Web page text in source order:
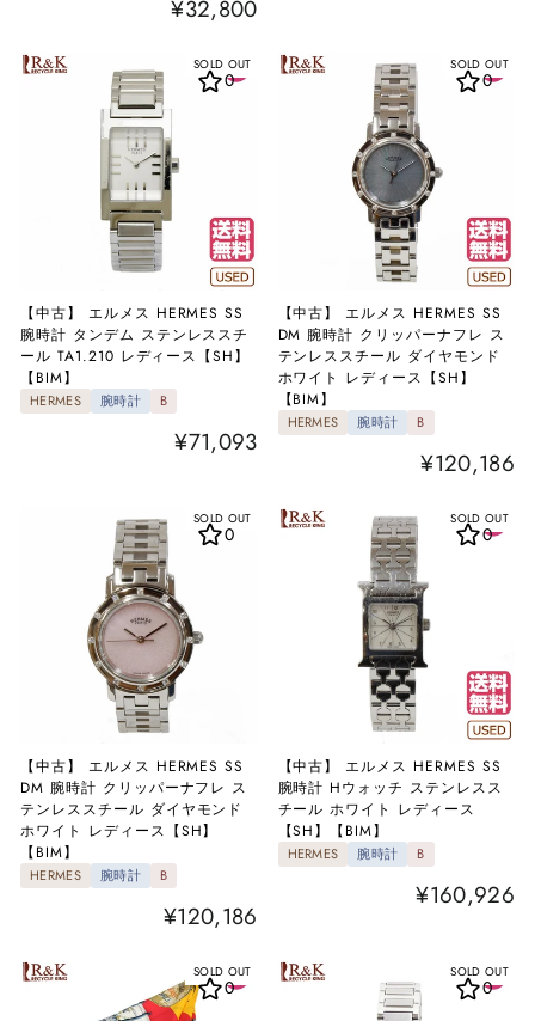
¥32,800
SOLD OUT
【中古】 エルメス HERMES SS
腕時計 タンデム ステンレススチ
ール TA1.210 レディース【SH】
【BIM】
HERMES 腕時計 B
¥71,093
0
SOLD OUT
【中古】 エルメス HERMES SS
DM 腕時計 クリッパーナフレ ス
テンレススチール ダイヤモンド
ホワイト レディース【SH】
【BIM】
HERMES 腕時計 B
¥120,186
0
SOLD OUT
【中古】 エルメス HERMES SS
DM 腕時計 クリッパーナフレ ス
テンレススチール ダイヤモンド
ホワイト レディース【SH】
【BIM】
HERMES 腕時計 B
¥120,186
0
SOLD OUT
【中古】 エルメス HERMES SS
腕時計 Hウォッチ ステンレスス
チール ホワイト レディース
【SH】【BIM】
HERMES 腕時計 B
¥160,926
0
SOLD OUT
0
SOLD OUT
0